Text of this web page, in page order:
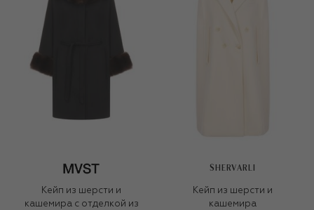
Кейп из шерсти и
кашемира с отделкой из
SHERVARLI
Кейп из шерсти и
кашемира